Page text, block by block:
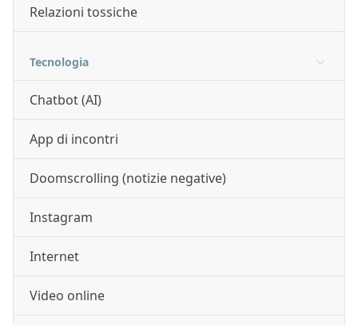
Relazioni tossiche
Tecnologia
Chatbot (AI)
App di incontri
Doomscrolling (notizie negative)
Instagram
Internet
Video online